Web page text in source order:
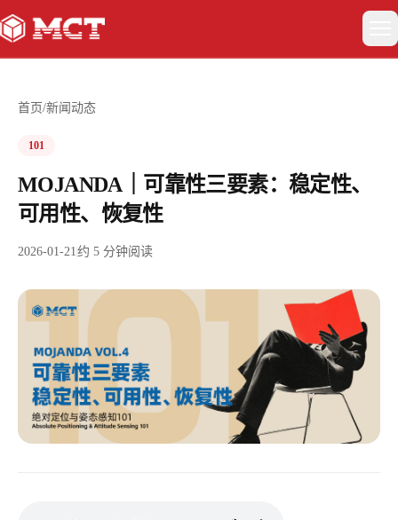
具身智能
智能驾驶
联系我们
首页/新闻动态
101
MOJANDA｜可靠性三要素：稳定性、
可用性、恢复性
2026-01-21约 5 分钟阅读